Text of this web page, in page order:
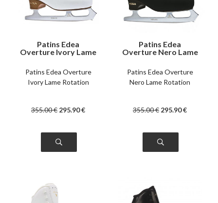
Patins Edea
Overture Ivory Lame
Patins Edea Overture
Ivory Lame Rotation
355.00€ 295.90€
Patins Edea
Overture Nero Lame
Patins Edea Overture
Nero Lame Rotation
355.00€ 295.90€